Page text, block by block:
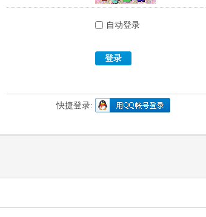
自动登录
登录
快捷登录: